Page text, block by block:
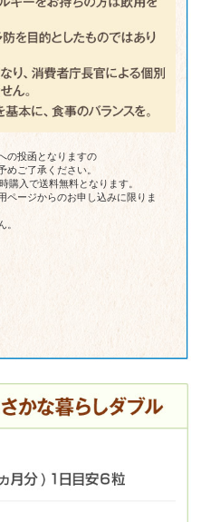
の投函となりますの
めご了承ください。
購入で送料無料となります。
ページからのお申し込みに限りま
。